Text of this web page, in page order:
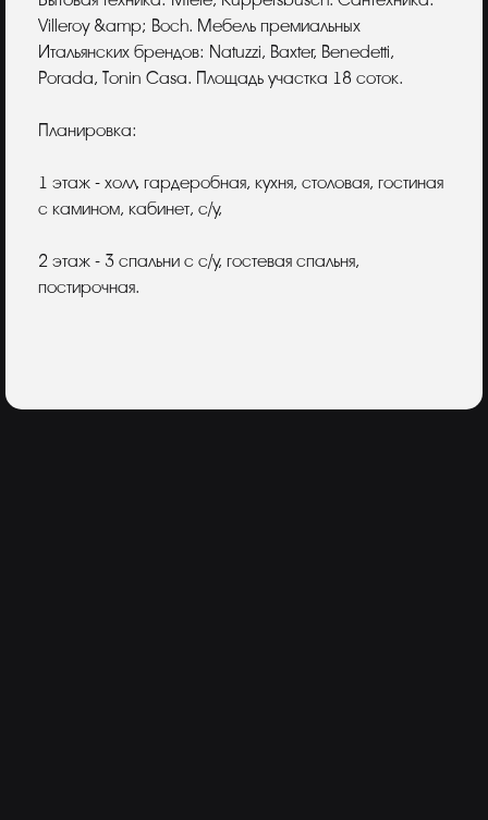
Villeroy &amp; Boch. Мебель премиальных
Итальянских брендов: Natuzzi, Baxter, Benedetti,
Porada, Tonin Casa. Площадь участка 18 соток.
Планировка:
1 этаж - холл, гардеробная, кухня, столовая, гостиная
с камином, кабинет, с/у,
2 этаж - 3 спальни с с/у, гостевая спальня,
постирочная.